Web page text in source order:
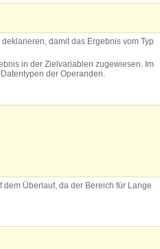
damit das Ergebnis vom Typ
in der Zielvariablen zugewiesen. Im
der Operanden.
Überlauf, da der Bereich für Lange